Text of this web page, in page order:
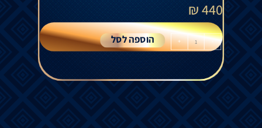
440
₪
-
+ הוספה לסל